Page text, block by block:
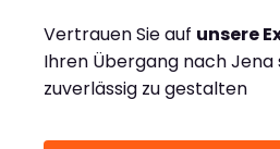
Vertrauen Sie auf unsere
Ihren Übergang nach
zuverlässig zu gestalten